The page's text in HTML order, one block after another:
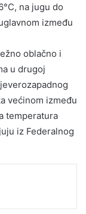
na jugu do
između
oblačno i
u drugoj
većinom između
temperatura
iz Federalnog